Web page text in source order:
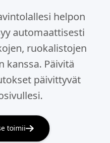
helpon
automaattisesti
ruokalistojen
kanssa. Päivitä
päivittyvät
toimii